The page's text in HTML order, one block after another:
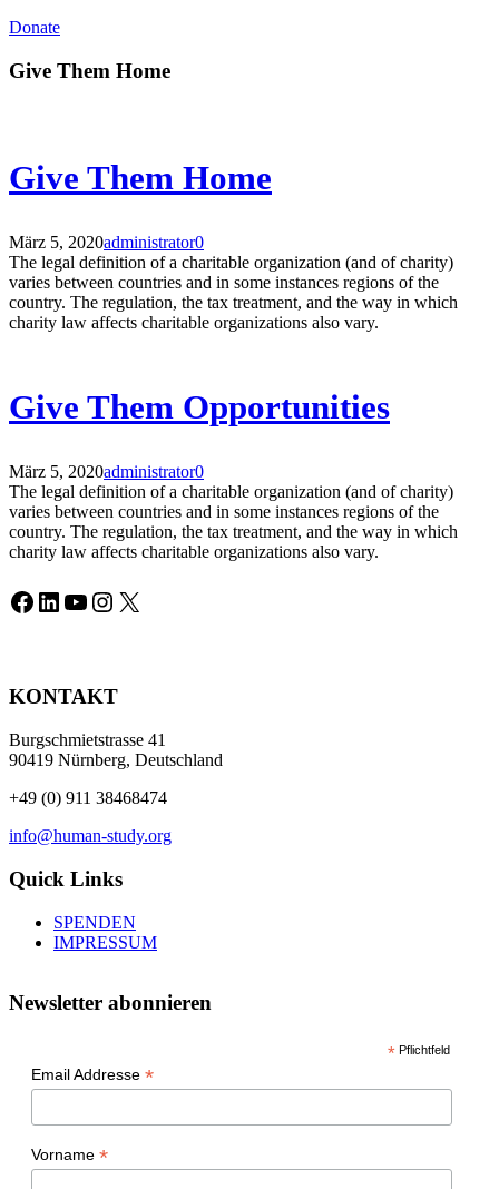
Donate
Give Them Home
Give Them Home
März 5, 2020administrator0
The legal definition of a charitable organization (and of charity)
varies between countries and in some instances regions of the
country. The regulation, the tax treatment, and the way in which
charity law affects charitable organizations also vary.
Give Them Opportunities
März 5, 2020administrator0
The legal definition of a charitable organization (and of charity)
varies between countries and in some instances regions of the
country. The regulation, the tax treatment, and the way in which
charity law affects charitable organizations also vary.
Facebook
LinkedIn
YouTube
Instagram
X
KONTAKT
Burgschmietstrasse 41
90419 Nürnberg, Deutschland
+49 (0) 911 38468474
info@human-study.org
Quick Links
SPENDEN
IMPRESSUM
Newsletter abonnieren
* Pflichtfeld
Email Addresse *
Vorname *